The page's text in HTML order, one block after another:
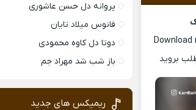
Download
بروید
پروانه دل حسن عاشوری
فانوس میلاد تایان
دوتا دل کاوه محمودی
باز شب شد مهراد جم
ریمیکس های جدید